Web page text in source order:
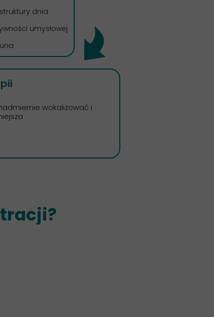
wokalizować i
dnia
umysłowej